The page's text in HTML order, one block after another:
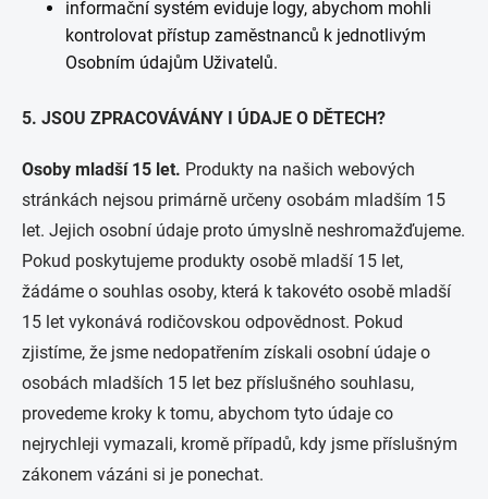
informační systém eviduje logy, abychom mohli
kontrolovat přístup zaměstnanců k jednotlivým
Osobním údajům Uživatelů.
5. JSOU ZPRACOVÁVÁNY I ÚDAJE O DĚTECH?
Osoby mladší 15 let. Produkty na našich webových
stránkách nejsou primárně určeny osobám mladším 15
let. Jejich osobní údaje proto úmyslně neshromažďujeme.
Pokud poskytujeme produkty osobě mladší 15 let,
žádáme o souhlas osoby, která k takovéto osobě mladší
15 let vykonává rodičovskou odpovědnost. Pokud
zjistíme, že jsme nedopatřením získali osobní údaje o
osobách mladších 15 let bez příslušného souhlasu,
provedeme kroky k tomu, abychom tyto údaje co
nejrychleji vymazali, kromě případů, kdy jsme příslušným
zákonem vázáni si je ponechat.